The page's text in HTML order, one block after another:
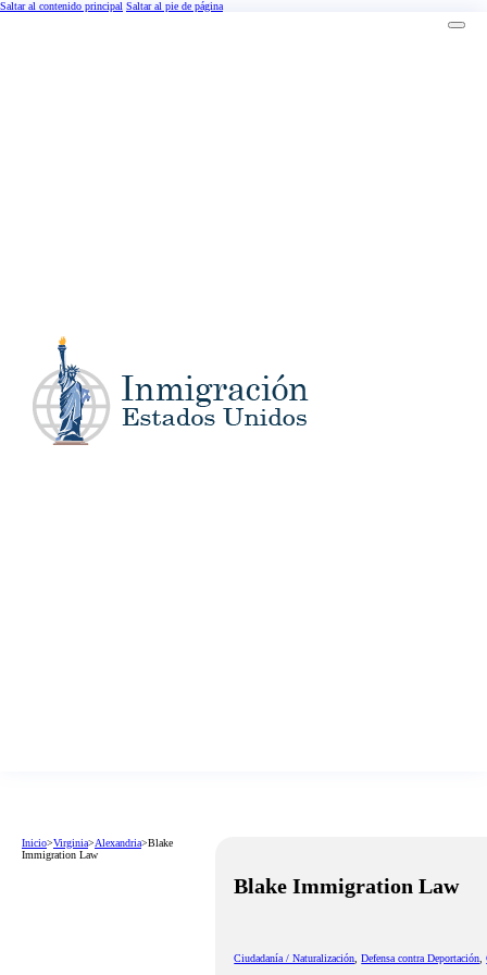
Saltar al contenido principal Saltar al pie de página
Inicio>Virginia>Alexandria>Blake
Immigration Law
Blake Immigration Law
Ciudadanía / Naturalización,Defensa contra Deportación,